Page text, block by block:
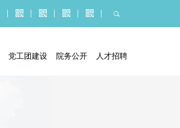
党工团建设 院务公开 人才招聘